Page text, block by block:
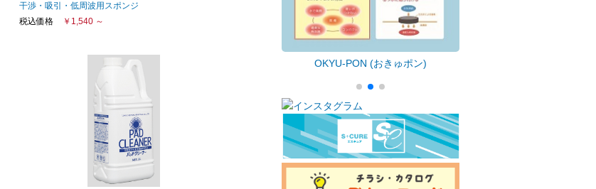
干渉・吸引・低周波用スポンジ
税込価格
￥1,540 ～
OKYU-PON (おきゅポン)